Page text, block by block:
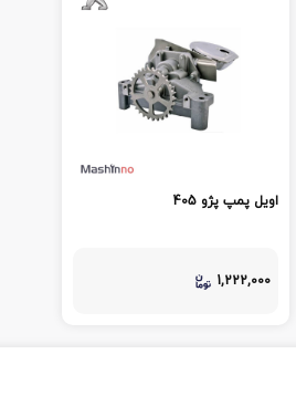
اویل پمپ پژو 405
1,222,000